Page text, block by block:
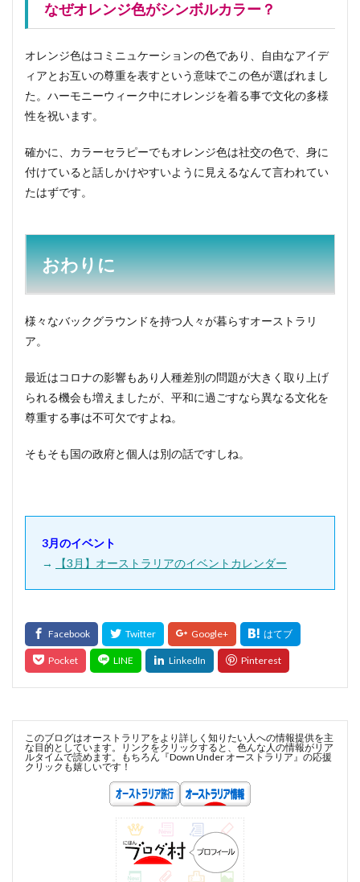
なぜオレンジ色がシンボルカラー？
オレンジ色はコミニュケーションの色であり、自由なアイデ
ィアとお互いの尊重を表すという意味でこの色が選ばれまし
た。ハーモニーウィーク中にオレンジを着る事で文化の多様
性を祝います。
確かに、カラーセラピーでもオレンジ色は社交の色で、身に
付けていると話しかけやすいように見えるなんて言われてい
たはずです。
おわりに
様々なバックグラウンドを持つ人々が暮らすオーストラリ
ア。
最近はコロナの影響もあり人種差別の問題が大きく取り上げ
られる機会も増えましたが、平和に過ごすなら異なる文化を
尊重する事は不可欠ですよね。
そもそも国の政府と個人は別の話ですしね。
3月のイベント
→
【3月】オーストラリアのイベントカレンダー
このブログはオーストラリアをより詳しく知りたい人への情報提供を主
な目的としています。リンクをクリックすると、色んな人の情報がリア
ルタイムで読めます。もちろん『Down Under オーストラリア』の応援
クリックも嬉しいです！